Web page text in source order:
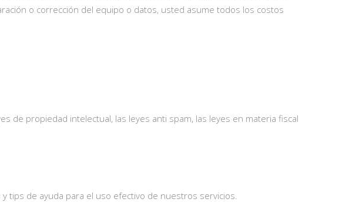
o corrección del equipo o datos, usted asume todos los costos
de propiedad intelectual, las leyes anti spam, las leyes en materia fiscal
tips de ayuda para el uso efectivo de nuestros servicios.